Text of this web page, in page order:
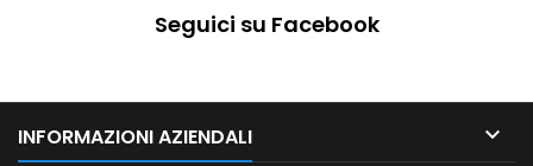
Seguici su Facebook
INFORMAZIONI AZIENDALI 